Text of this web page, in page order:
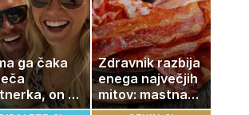
ga čaka
on pa
z
Zdravnik razbija
enega največjih
mitov: mastna
jetra ne